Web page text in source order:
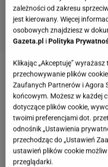
Zobacz wideoJak
"Absolutnie się nie
Królewski owoc z Azji.
dlaczego jest taki drogi?
W 2019 roku, podczas
zależności od zakresu
jest kierowany. Więcej
osobowych znajdziesz w
Gazeta.pl iPolityka
Klikając „Akceptuję”
przechowywanie plików
Zaufanych Partnerów i Agora
końcowym. Możesz w każdej
dotyczące plików cookie,
twoimi preferencjami dot.
odnośnik „Ustawienia
przechodząc do „Ustawień
ustawień plików cookie
przeglądarki.